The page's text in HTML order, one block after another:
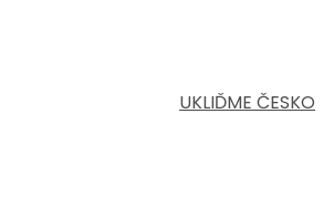
UKLIĎME ČESKO